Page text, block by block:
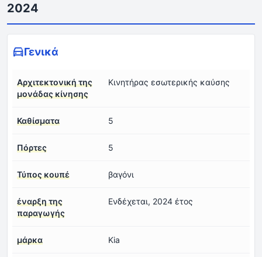
2024
Γενικά
Αρχιτεκτονική της
μονάδας κίνησης
Κινητήρας εσωτερικής καύσης
Καθίσματα 5
Πόρτες 5
Τύπος κουπέ βαγόνι
έναρξη της
παραγωγής
Ενδέχεται, 2024 έτος
μάρκα Kia